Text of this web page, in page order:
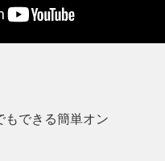
もできる簡単オン